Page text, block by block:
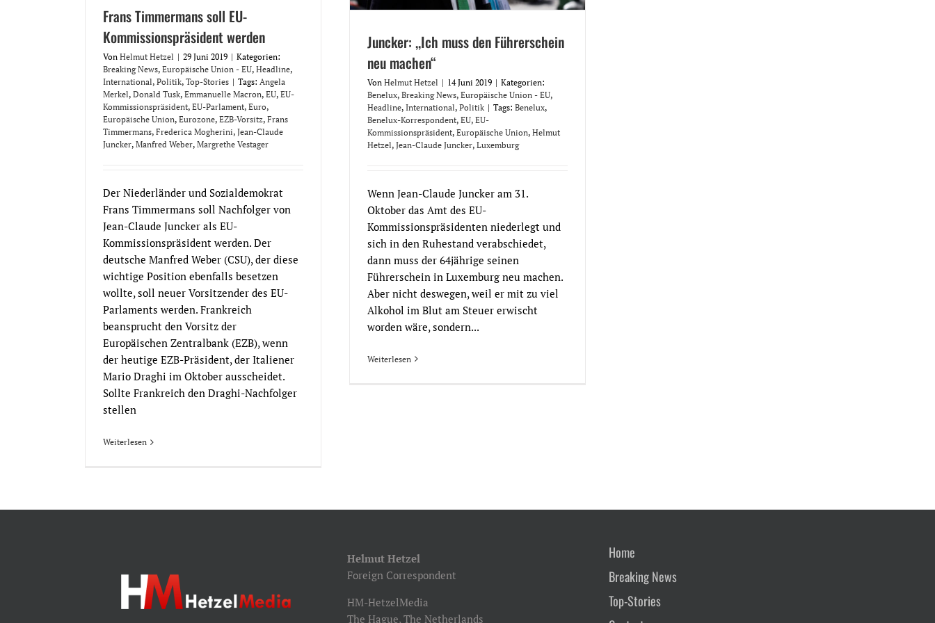
Frans Timmermans soll EU-
Kommissionspräsident werden
Von Helmut Hetzel | 29 Juni 2019 | Kategorien:
Breaking News, Europäische Union - EU, Headline,
International, Politik, Top-Stories | Tags: Angela
Merkel, Donald Tusk, Emmanuelle Macron, EU, EU-
Kommissionspräsident, EU-Parlament, Euro,
Europäische Union, Eurozone, EZB-Vorsitz, Frans
Timmermans, Frederica Mogherini, Jean-Claude
Juncker, Manfred Weber, Margrethe Vestager
Der Niederländer und Sozialdemokrat
Frans Timmermans soll Nachfolger von
Jean-Claude Juncker als EU-
Kommissionspräsident werden. Der
deutsche Manfred Weber (CSU), der diese
wichtige Position ebenfalls besetzen
wollte, soll neuer Vorsitzender des EU-
Parlaments werden. Frankreich
beansprucht den Vorsitz der
Europäischen Zentralbank (EZB), wenn
der heutige EZB-Präsident, der Italiener
Mario Draghi im Oktober ausscheidet.
Sollte Frankreich den Draghi-Nachfolger
stellen
Weiterlesen
Juncker: ,,Ich muss den Führerschein
neu machen“
Von Helmut Hetzel | 14 Juni 2019 | Kategorien:
Benelux, Breaking News, Europäische Union - EU,
Headline, International, Politik | Tags: Benelux,
Benelux-Korrespondent, EU, EU-
Kommissionspräsident, Europäische Union, Helmut
Hetzel, Jean-Claude Juncker, Luxemburg
Wenn Jean-Claude Juncker am 31.
Oktober das Amt des EU-
Kommissionspräsidenten niederlegt und
sich in den Ruhestand verabschiedet,
dann muss der 64jährige seinen
Führerschein in Luxemburg neu machen.
Aber nicht deswegen, weil er mit zu viel
Alkohol im Blut am Steuer erwischt
worden wäre, sondern...
Weiterlesen
Helmut Hetzel
Foreign Correspondent
HM-HetzelMedia
The Hague, The Netherlands
Home
Breaking News
Top-Stories